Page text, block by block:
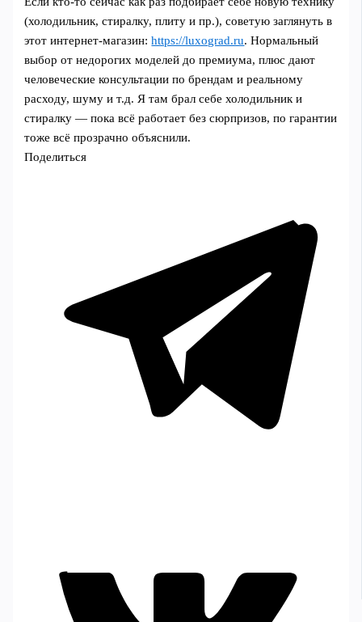
(холодильник, стиралку, плиту и пр.), советую заглянуть в
этот интернет‑магазин:https://luxograd.ru. Нормальный
выбор от недорогих моделей до премиума, плюс дают
человеческие консультации по брендам и реальному
расходу, шуму и т.д. Я там брал себе холодильник и
стиралку — пока всё работает без сюрпризов, по гарантии
тоже всё прозрачно объяснили.
Поделиться